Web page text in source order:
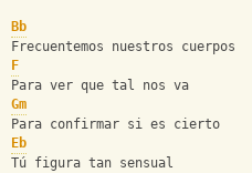
Bb
Frecuentemos nuestros cuerpos
F
Para ver que tal nos va
Gm
Para confirmar si es cierto
Eb
Tú figura tan sensual